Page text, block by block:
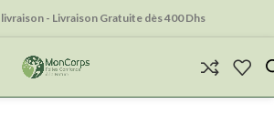
livraison - Livraison Gratuite dès 400 Dhs